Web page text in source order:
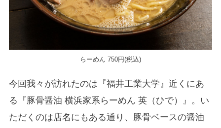
らーめん 750円(税込)
今回我々が訪れたのは『福井工業大学』近くにあ
る『豚骨醤油 横浜家系らーめん 英（ひで）』。い
ただくのは店名にもある通り、豚骨ベースの醤油